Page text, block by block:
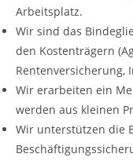
Arbeitsplatz.
Wir sind das
den Kostenträgern
Rentenversicherung,
Wir erarbeiten ein
werden aus kleinen
Wir unterstützen die